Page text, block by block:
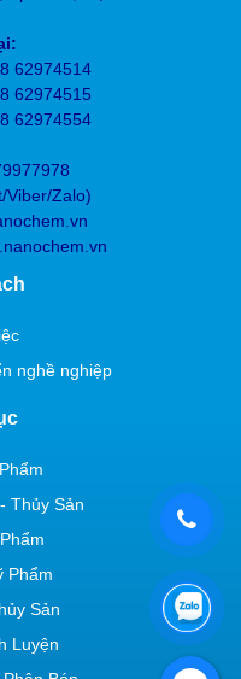
62974514
62974515
62974554
Viber/Zalo)
nghề nghiệp
Thủy Sản
Phẩm
Sản
Luyện